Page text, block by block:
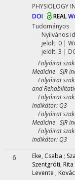
PHYSIOLOGY
DOI
REAL
Tudományos
Nyilvános
jelölt: 0 |
jelölt: 3 |
Folyóirat
Medicine SJR
Folyóirat
and
Folyóirat
indikátor: Q3
Folyóirat
Medicine SJR
Folyóirat
indikátor: Q3
6 Eke, Csaba ;
Szentgróti, Rita
Levente ;